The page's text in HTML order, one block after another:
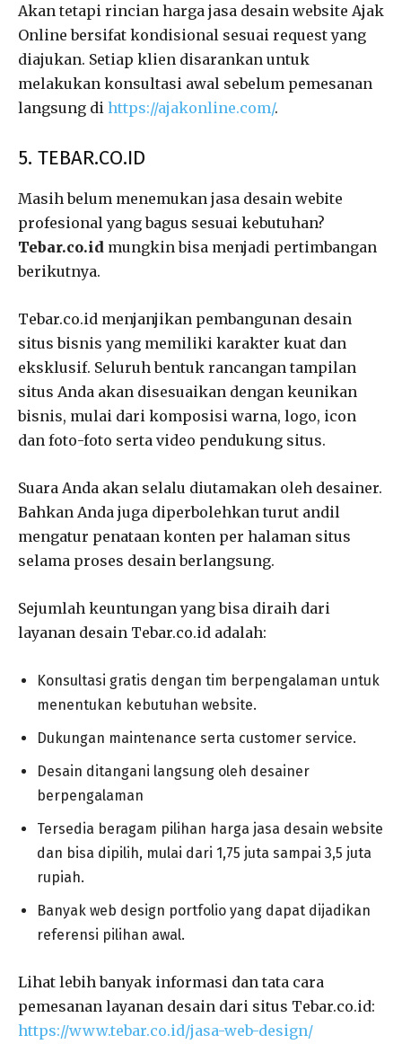
Akan tetapi rincian harga jasa desain website Ajak
Online bersifat kondisional sesuai request yang
diajukan. Setiap klien disarankan untuk
melakukan konsultasi awal sebelum pemesanan
langsung di https://ajakonline.com/.
5. TEBAR.CO.ID
Masih belum menemukan jasa desain webite
profesional yang bagus sesuai kebutuhan?
Tebar.co.id mungkin bisa menjadi pertimbangan
berikutnya.
Tebar.co.id menjanjikan pembangunan desain
situs bisnis yang memiliki karakter kuat dan
eksklusif. Seluruh bentuk rancangan tampilan
situs Anda akan disesuaikan dengan keunikan
bisnis, mulai dari komposisi warna, logo, icon
dan foto-foto serta video pendukung situs.
Suara Anda akan selalu diutamakan oleh desainer.
Bahkan Anda juga diperbolehkan turut andil
mengatur penataan konten per halaman situs
selama proses desain berlangsung.
Sejumlah keuntungan yang bisa diraih dari
layanan desain Tebar.co.id adalah:
Konsultasi gratis dengan tim berpengalaman untuk
menentukan kebutuhan website.
Dukungan maintenance serta customer service.
Desain ditangani langsung oleh desainer
berpengalaman
Tersedia beragam pilihan harga jasa desain website
dan bisa dipilih, mulai dari 1,75 juta sampai 3,5 juta
rupiah.
Banyak web design portfolio yang dapat dijadikan
referensi pilihan awal.
Lihat lebih banyak informasi dan tata cara
pemesanan layanan desain dari situs Tebar.co.id:
https://www.tebar.co.id/jasa-web-design/